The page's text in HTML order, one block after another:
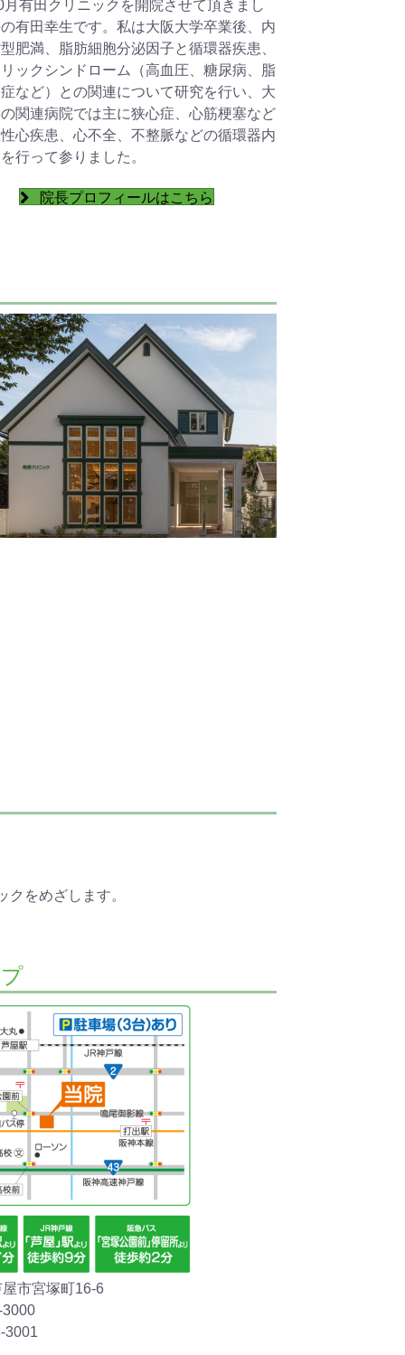
月有田クリニックを開院させて頂きまし
有田幸生です。私は大阪大学卒業後、内
肥満、脂肪細胞分泌因子と循環器疾患、
リックシンドローム（高血圧、糖尿病、脂
など）との関連について研究を行い、大
関連病院では主に狭心症、心筋梗塞など
心疾患、心不全、不整脈などの循環器内
行って参りました。
院長プロフィールはこちら
をめざします。
ど
者
日
禁煙外来一時
休止のお知ら
せ
2023年12月20日
市宮塚町16-6
3000
3001